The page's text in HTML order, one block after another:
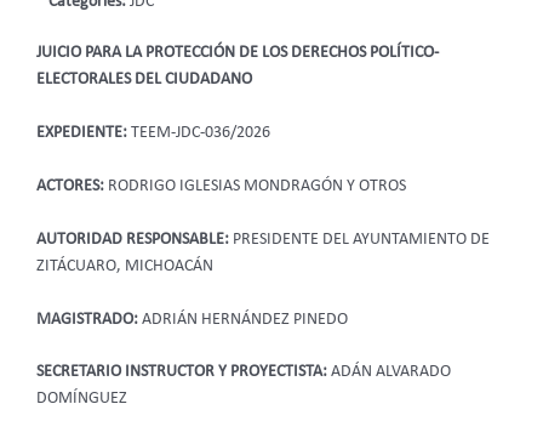
JUICIO PARA LA PROTECCIÓN DE LOS DERECHOS POLÍTICO-
ELECTORALES DEL CIUDADANO
EXPEDIENTE: TEEM-JDC-036/2026
ACTORES: RODRIGO IGLESIAS MONDRAGÓN Y OTROS
AUTORIDAD RESPONSABLE: PRESIDENTE DEL AYUNTAMIENTO DE
ZITÁCUARO, MICHOACÁN
MAGISTRADO: ADRIÁN HERNÁNDEZ PINEDO
SECRETARIO INSTRUCTOR Y PROYECTISTA: ADÁN ALVARADO
DOMÍNGUEZ